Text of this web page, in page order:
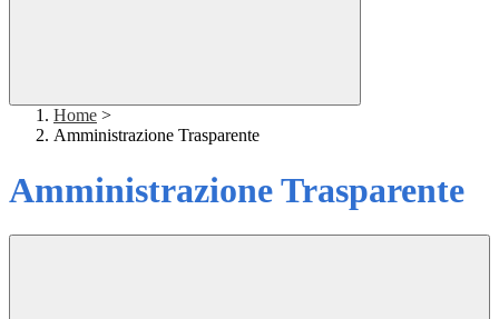
Home >
Amministrazione Trasparente
Amministrazione Trasparente